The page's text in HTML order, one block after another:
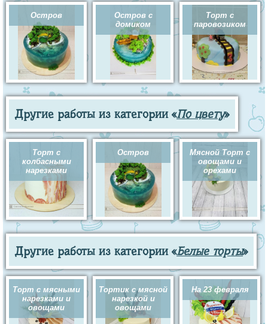
Остров
Остров с
домиком
Торт с
паровозиком
Другие работы из категории «По цвету»
Торт с
колбасными
нарезками
Остров
Мясной Торт с
овощами и
орехами
Другие работы из категории «Белые торты»
Торт с мясными
нарезками и
овощами
Тортик с мясной
нарезкой и
овощами
На 23 февраля